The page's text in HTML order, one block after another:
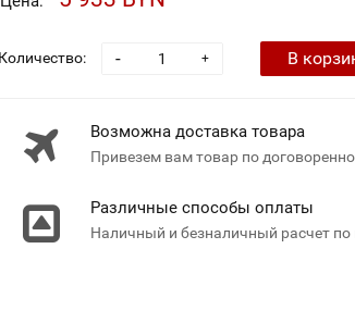
Количество: +
- В
Возможна доставка товара
Привезем вам товар по
Различные способы оплаты
Наличный и безналичный расчет